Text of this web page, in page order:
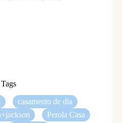
Tags
casamento de dia
Perola Casa